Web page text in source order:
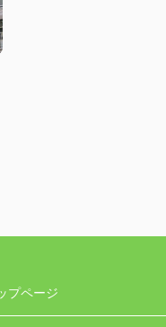
プページ